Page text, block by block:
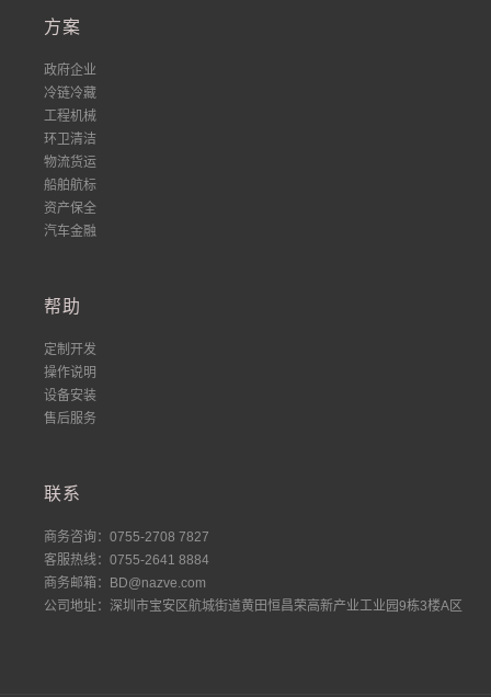
方案
政府企业
冷链冷藏
工程机械
环卫清洁
物流货运
船舶航标
资产保全
汽车金融
帮助
定制开发
操作说明
设备安装
售后服务
联系
商务咨询：0755-2708 7827
客服热线：0755-2641 8884
商务邮箱：BD@nazve.com
公司地址：深圳市宝安区航城街道黄田恒昌荣高新产业工业园9栋3楼A区